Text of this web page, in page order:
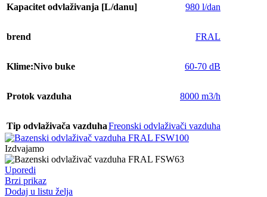
Kapacitet odvlaživanja [L/danu]
980 l/dan
brend FRAL
Klime:Nivo buke 60-70 dB
Protok vazduha 8000 m3/h
Tip odvlaživača vazduhaFreonski odvlaživači vazduha
Izdvajamo
Uporedi
Brzi prikaz
Dodaj u listu želja